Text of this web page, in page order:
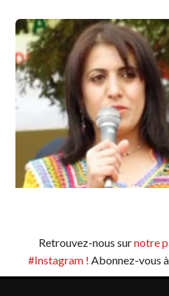
Retrouvez-nous surnotre
#Instagram ! Abonnez-vous à